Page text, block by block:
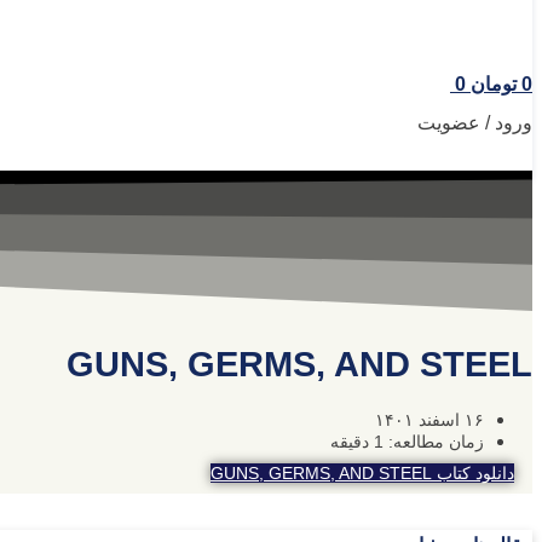
0 تومان 0
ورود / عضویت
GUNS, GERMS, AND STEEL
۱۶ اسفند ۱۴۰۱
زمان مطالعه: 1 دقیقه
دانلود کتاب GUNS, GERMS, AND STEEL